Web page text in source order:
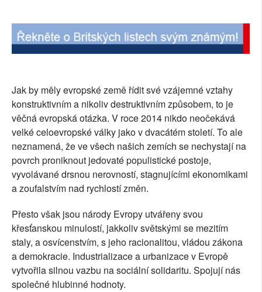
Jak by měly evropské země řídit své vzájemné vztahy
konstruktivním a nikoliv destruktivním způsobem, to je
věčná evropská otázka. V roce 2014 nikdo neočekává
velké celoevropské války jako v dvacátém století. To ale
neznamená, že ve všech našich zemích se nechystají na
povrch proniknout jedovaté populistické postoje,
vyvolávané drsnou nerovností, stagnujícími ekonomikami
a zoufalstvím nad rychlostí změn.
Přesto však jsou národy Evropy utvářeny svou
křesťanskou minulostí, jakkoliv světskými se mezitím
staly, a osvícenstvím, s jeho racionalitou, vládou zákona
a demokracie. Industrializace a urbanizace v Evropě
vytvořila silnou vazbu na sociální solidaritu. Spojují nás
společné hlubinné hodnoty.